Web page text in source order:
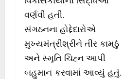
વર્ણવી હતી.
સંગઠનના હોદ્દેદારોએ
મુખ્યમંત્રીશ્રીને તીર કામઠું
અને સ્મૃતિ ચિહ્ન આપી
બહુમાન કરવામાં આવ્યું હતું.